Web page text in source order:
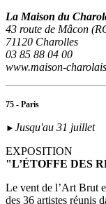
La Maison du
43 route de Mâcon
71120 Charolles
03 85 88 04 00
www.maison-
75 - Paris
► Jusqu'au 31 juillet
EXPOSITION
"L’ÉTOFFE DES
Le vent de l’Art Brut
des 36 artistes réunis